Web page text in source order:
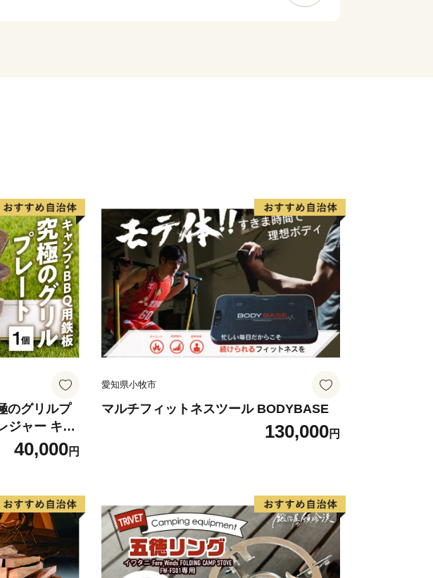
のグリルプ
ジャー キャ
40,000円
愛知県小牧市
マルチフィットネスツール BODYBASE
130,000円